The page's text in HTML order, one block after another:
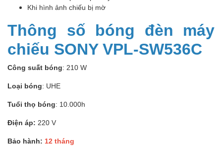
Khi hình ảnh chiếu bị mờ
Thông số bóng đèn máy
chiếu SONY VPL-SW536C
Công suất bóng: 210 W
Loại bóng: UHE
Tuổi thọ bóng: 10.000h
Điện áp: 220 V
Bảo hành: 12 tháng